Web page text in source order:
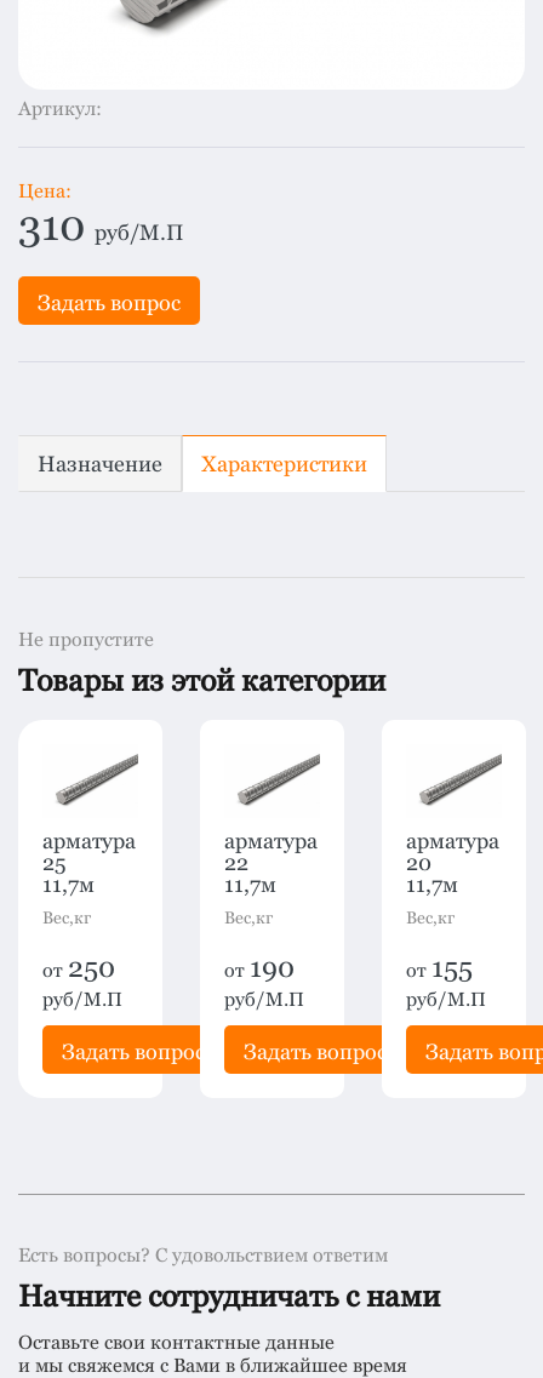
категории
Артикул:
Цена:
310 руб/М.П
Задать вопрос
Назначение Характеристики
Не пропустите
Товары из этой категории
арматура
25
11,7м
Вес,кг
от 250
руб/М.П
Задать вопрос
арматура
22
11,7м
Вес,кг
от 190
руб/М.П
Задать вопрос
арматура
20
11,7м
Вес,кг
от 155
руб/М.П
Задать
Есть вопросы? С удовольствием ответим
Начните сотрудничать с нами
Оставьте свои контактные данные
и мы свяжемся с Вами в ближайшее время